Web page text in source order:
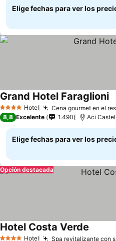
Elige fechas para ver los
4 EstrellasHotel Cena gourmet en el
Grand Hotel Faraglioni
8,8 Excelente 1.490 Aci
Elige fechas para ver los
Opción destacada
Hotel Spa revitalizante con
Hotel Costa Verde